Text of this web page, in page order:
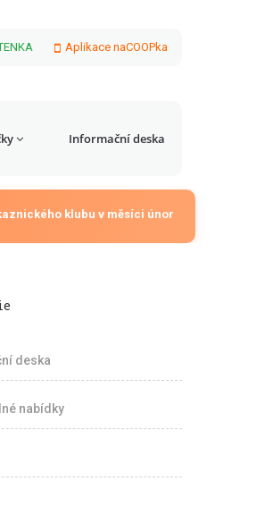
Aplikace naCOOPka
Informační deska
klubu v měsíci únor
deska
nabídky